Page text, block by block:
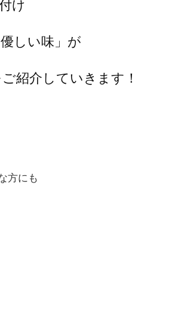
け
しい味」が
紹介していきます！
方にも